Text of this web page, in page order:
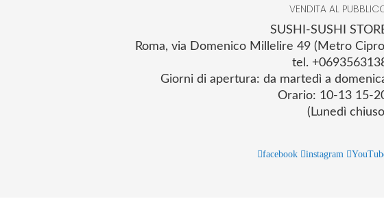
VENDITA AL
SUSHI-SUSHI
Roma, via Domenico Millelire 49 (Metro
tel.
Giorni di apertura: da martedì a
Orario: 10-13 15-
(Lunedì
facebook instagram